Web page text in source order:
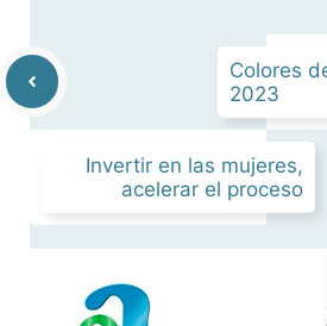
Colores
2023
Invertir en las mujeres,
acelerar el proceso